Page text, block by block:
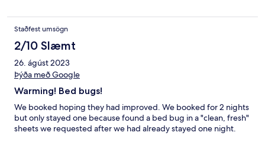
Staðfest umsögn
2/10 Slæmt
26. ágúst 2023
Þýða með Google
Warming! Bed bugs!
We booked hoping they had improved. We booked for 2 nights
but only stayed one because found a bed bug in a "clean, fresh"
sheets we requested after we had already stayed one night.